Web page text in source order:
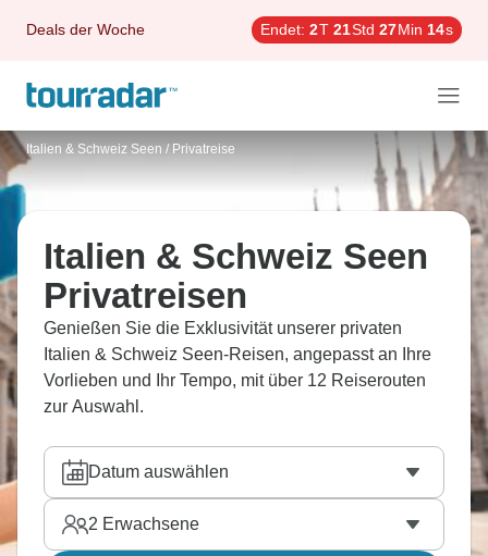
Deals der Woche Endet: 2T 21Std 27Min 12s
Italien & Schweiz Seen / Privatreise
Italien & Schweiz Seen
Privatreisen
Genießen Sie die Exklusivität unserer privaten
Italien & Schweiz Seen-Reisen, angepasst an Ihre
Vorlieben und Ihr Tempo, mit über 12 Reiserouten
zur Auswahl.
Datum auswählen
2 Erwachsene